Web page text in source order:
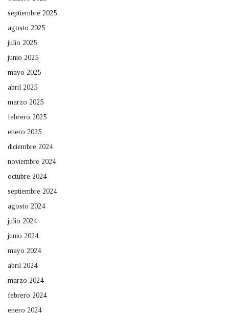
septiembre 2025
agosto 2025
julio 2025
junio 2025
mayo 2025
abril 2025
marzo 2025
febrero 2025
enero 2025
diciembre 2024
noviembre 2024
octubre 2024
septiembre 2024
agosto 2024
julio 2024
junio 2024
mayo 2024
abril 2024
marzo 2024
febrero 2024
enero 2024